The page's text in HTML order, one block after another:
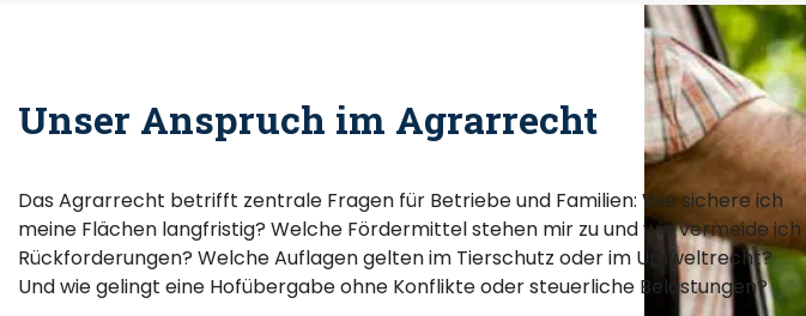
Unser Anspruch im Agrarrecht
Das Agrarrecht betrifft zentrale Fragen für Betriebe und Familien: Wie sichere ich
meine Flächen langfristig? Welche Fördermittel stehen mir zu und wie vermeide ich
Rückforderungen? Welche Auflagen gelten im Tierschutz oder im Umweltrecht?
Und wie gelingt eine Hofübergabe ohne Konflikte oder steuerliche Belastungen?